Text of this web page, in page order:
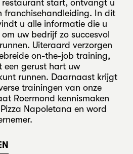
restaurant start, ontvangt u
franchisehandleiding. In dit
u alle informatie die u
uw bedrijf zo succesvol
Uiteraard verzorgen
on-the-job training,
een gerust hart uw
runnen. Daarnaast krijgt
trainingen van onze
Roermond kennismaken
Napoletana en word